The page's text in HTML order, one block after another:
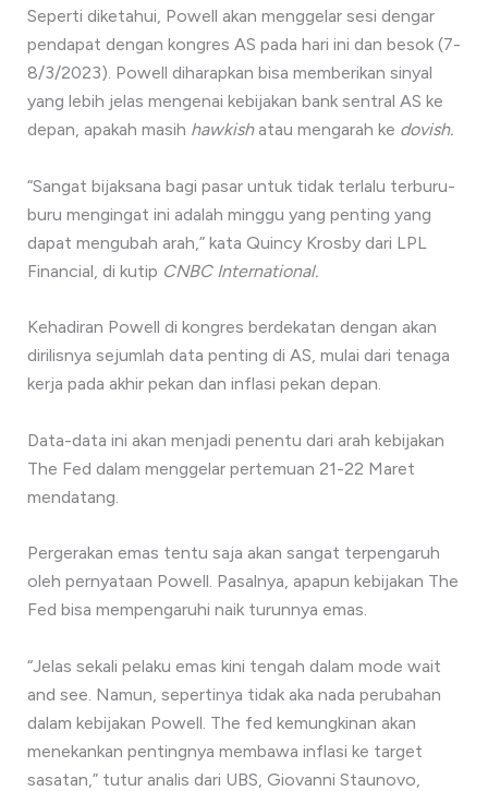
Seperti diketahui, Powell akan menggelar sesi dengar
pendapat dengan kongres AS pada hari ini dan besok (7-
8/3/2023). Powell diharapkan bisa memberikan sinyal
yang lebih jelas mengenai kebijakan bank sentral AS ke
depan, apakah masih hawkishatau mengarah ke dovish.
“Sangat bijaksana bagi pasar untuk tidak terlalu terburu-
buru mengingat ini adalah minggu yang penting yang
dapat mengubah arah,” kata Quincy Krosby dari LPL
Financial, di kutip CNBC International.
Kehadiran Powell di kongres berdekatan dengan akan
dirilisnya sejumlah data penting di AS, mulai dari tenaga
kerja pada akhir pekan dan inflasi pekan depan.
Data-data ini akan menjadi penentu dari arah kebijakan
The Fed dalam menggelar pertemuan 21-22 Maret
mendatang.
Pergerakan emas tentu saja akan sangat terpengaruh
oleh pernyataan Powell. Pasalnya, apapun kebijakan The
Fed bisa mempengaruhi naik turunnya emas.
“Jelas sekali pelaku emas kini tengah dalam mode wait
and see. Namun, sepertinya tidak aka nada perubahan
dalam kebijakan Powell. The fed kemungkinan akan
menekankan pentingnya membawa inflasi ke target
sasatan,” tutur analis dari UBS, Giovanni Staunovo,